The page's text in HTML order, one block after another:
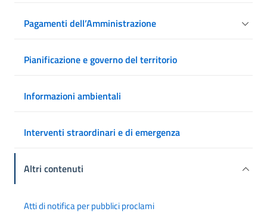
Pagamenti dell’Amministrazione
Pianificazione e governo del territorio
Informazioni ambientali
Interventi straordinari e di emergenza
Altri contenuti
Atti di notifica per pubblici proclami